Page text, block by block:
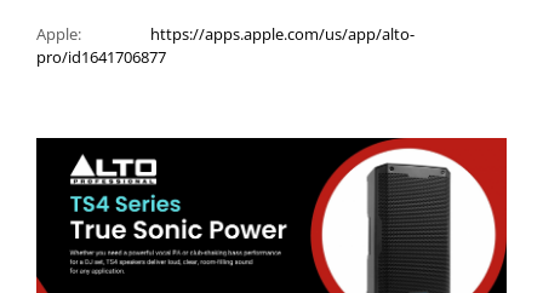
Apple: https://apps.apple.com/us/app/alto-
pro/id1641706877